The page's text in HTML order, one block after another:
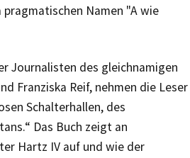
Namen "A wie
Journalisten des gleichnamigen
Franziska Reif, nehmen die Leser
Schalterhallen, des
Das Buch zeigt an
Hartz IV auf und wie der